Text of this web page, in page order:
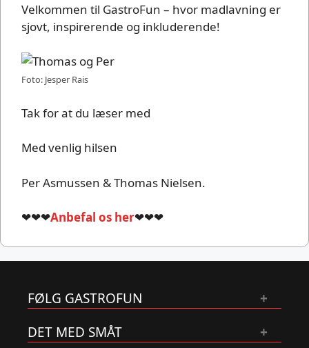
Velkommen til GastroFun – hvor madlavning er
sjovt, inspirerende og inkluderende!
Foto: Jesper Rais
Tak for at du læser med
Med venlig hilsen
Per Asmussen & Thomas Nielsen.
❤❤❤Anbefal os her❤❤❤
FØLG GASTROFUN
DET MED SMÅT